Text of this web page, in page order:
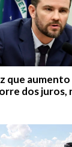
que aumento
dos juros,